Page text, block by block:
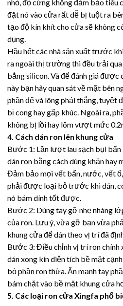
nhỏ, độ cứng không đảm bảo tiêu
đặt nó vào cửa rất dễ bị tuột ra
tạo độ kín khít cho cửa sẽ không
dụng.
Hầu hết các nhà sản xuất trước
ra ngoài thị trường thì đều trải
bằng silicon. Và để đánh giá
này bạn hãy quan sát về mặt bên
phần đế và lông phải thẳng, tuyệt
bị cong hay gấp khúc. Ngoài ra,
không bị lồi hay lõm vượt mức
4. Cách dán ron lên khung cửa
Bước 1: Lần lượt lau sạch bụi bẩn
dán ron bằng cách dùng khăn hay
Đảm bảo mọi vết bẩn, nước, vết
phải được loại bỏ trước khi dán,
nó bám dính tốt được.
Bước 2: Dùng tay gỡ nhẹ nhàng
của ron. Lưu ý, vừa gỡ bạn vừa
khung cửa để dán theo vị trí đã
Bước 3: Điều chỉnh vị trí ron chính
dán xong kín diện tích bề mặt
bỏ phần ron thừa. Ấn mạnh tay
bám chặt vào bề mặt khung cửa
5. Các loại ron cửa Xingfa phổ